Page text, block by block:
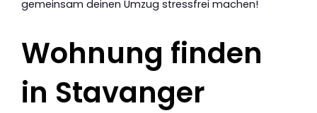
gemeinsam deinen Umzug stressfrei machen!
Wohnung finden
in Stavanger